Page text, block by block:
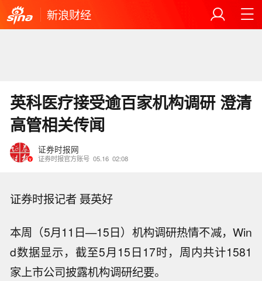
新浪财经
英科医疗接受逾百家机构调研 澄清
高管相关传闻
证券时报网
证券时报官方账号 05.16 02:08
证券时报记者 聂英好
本周（5月11日—15日）机构调研热情不减，Win
d数据显示，截至5月15日17时，周内共计1581
家上市公司披露机构调研纪要。